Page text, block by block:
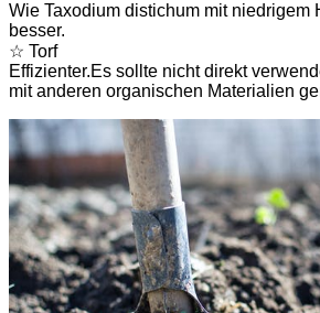
Wie Taxodium distichum mit niedrigem
besser.
☆ Torf
Effizienter.Es sollte nicht direkt
mit anderen organischen Materialien